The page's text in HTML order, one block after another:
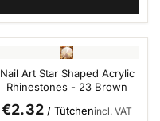
Nail Art Star Shaped Acrylic
Rhinestones - 23 Brown
€2.32/ Tütchenincl. VAT